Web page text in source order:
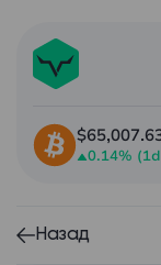
0.14%
Назад